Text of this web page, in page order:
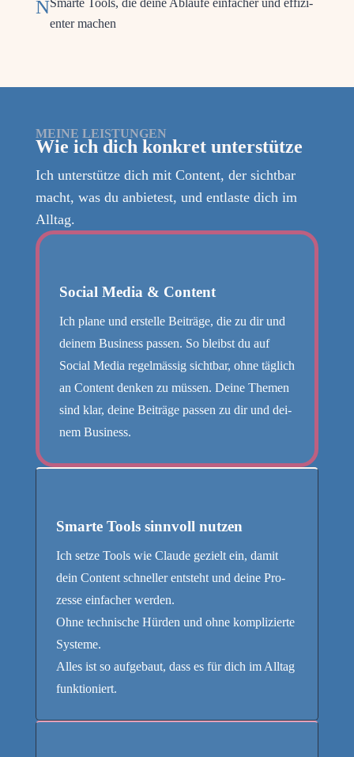
N
en­ter machen
MEI­NE LEISTUNGEN
Wie ich dich konkret unterstütze
Ich unter­stüt­ze dich mit Con­tent, der sicht­bar
macht, was du anbie­test, und ent­las­te dich im
Alltag.
Social Media & Content
Ich pla­ne und erstel­le Bei­trä­ge, die zu dir und
dei­nem Busi­ness pas­sen. So bleibst du auf
Social Media regel­mäs­sig sicht­bar, ohne täg­lich
an Con­tent den­ken zu müs­sen. Dei­ne The­men
sind klar, dei­ne Bei­trä­ge pas­sen zu dir und dei­
nem Business.
Smarte Tools sinnvoll nutzen
Ich set­ze Tools wie Clau­de gezielt ein, damit
dein Con­tent schnel­ler ent­steht und dei­ne Pro­
zes­se ein­fa­cher werden.
Ohne tech­ni­sche Hür­den und ohne kom­pli­zier­te
Systeme.
Alles ist so auf­ge­baut, dass es für dich im All­tag
funktioniert.